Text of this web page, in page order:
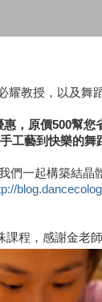
耀教授，以及舞
，原價500幫您
工藝到快樂的
們一起構築結晶
程，感謝金老師